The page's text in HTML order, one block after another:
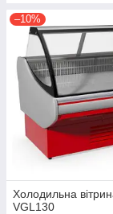
–10%
Холодильна
VGL130